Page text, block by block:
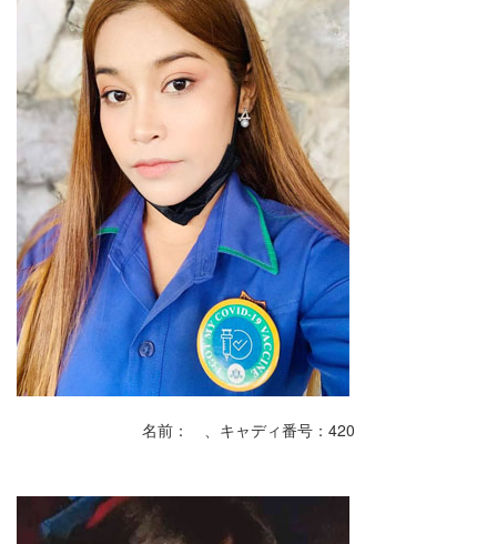
名前： 、キャディ番号：420